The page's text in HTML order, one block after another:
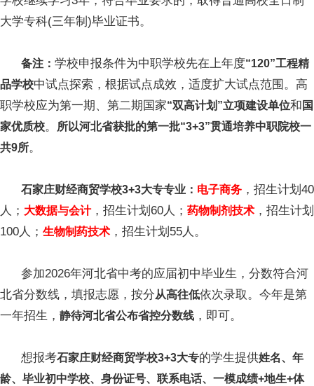
大学专科(三年制)毕业证书。
备注： 学校申报条件为中职学校先在上年度“120”工程精
品学校中试点探索，根据试点成效，适度扩大试点范围。高
职学校应为第一期、第二期国家“双高计划”立项建设单位和 国
家优质校。
所以河北省获批的第一批“3+3”贯通培养中职院校一
共9所。
石家庄财经商贸学校3+3大专专业： 电子商务 ，招生计划40
人； 大数据与会计，招生计划60人； 药物制剂技术 ，招生计划
100人； 生物制药技术 ，招生计划55人。
参加2026年河北省中考的应届初中毕业生，分数符合河
北省分数线，填报志愿，按分从高往低依次录取。今年是第
一年招生， 静待河北省公布省控分数线 ，即可。
想报考石家庄财经商贸学校3+3大专的学生提供姓名、年
龄、毕业初中学校、身份证号、联系电话、一模成绩+地生+体